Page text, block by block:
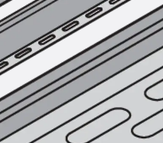
PENTAFLEX® OPTI-
PENTAFLEX® Modul
Fugenbleche Zubehör
Zurück
SECUFLEX®
Rohrdurchführungen